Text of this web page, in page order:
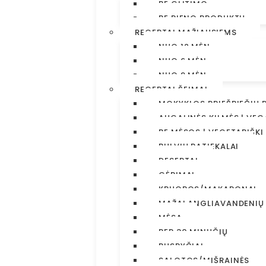
BE GLITIMO
BE PIENO PRODUKTŲ
RECEPTAI MAŽIAUSIEMS
NUO 12 MĖN
NUO 6 MĖN
NUO 9 MĖN
RECEPTAI ŠEIMAI
MOKYKLOS PRIEŠPIEČIŲ
AUGALINĖS KILMĖS |
BE MĖSOS | VEGETARIŠKI
BULVIŲ PATIEKALAI
DESERTAI
GĖRIMAI
KRUOPOS/MAKARONAI
MAŽAI ANGLIAVANDENIŲ
MĖSA
PER 30 MINUČIŲ
PUSRYČIAI
SALOTOS/MIŠRAINĖS